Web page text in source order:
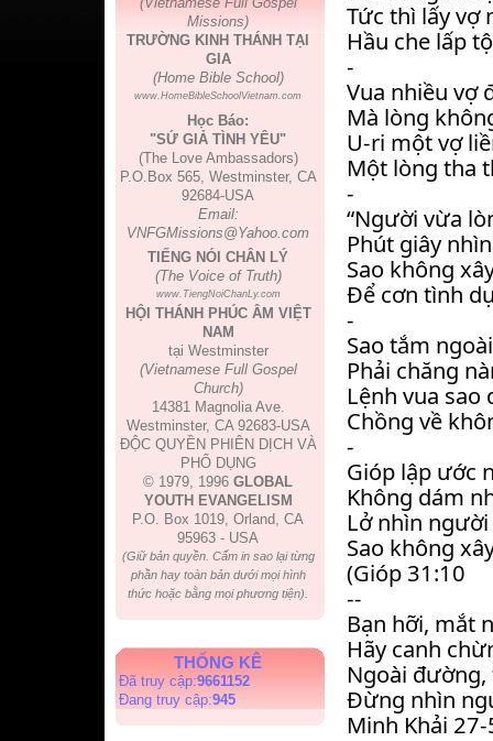
Missions)
TRƯỜNG KINH THÁNH TẠI
GIA
(Home Bible School)
www.HomeBibleSchoolVietnam.com
Học Báo:
"SỨ GIẢ TÌNH YÊU"
(The Love Ambassadors)
P.O.Box 565, Westminster, CA
92684-USA
Email:
VNFGMissions@Yahoo.com
TIẾNG NÓI CHÂN LÝ
(The Voice of Truth)
www.TiengNoiChanLy.com
HỘI THÁNH PHÚC ÂM VIỆT
NAM
tại Westminster
(Vietnamese Full Gospel
Church)
14381 Magnolia Ave.
Westminster, CA 92683-USA
ĐỘC QUYỀN PHIÊN DỊCH VÀ
PHỔ DỤNG
© 1979, 1996 GLOBAL
YOUTH EVANGELISM
P.O. Box 1019, Orland, CA
95963 - USA
(Giữ bản quyền. Cấm in sao lại từng
phần hay toàn bản dưới mọi hình
thức hoặc bằng mọi phương tiện).
THỐNG KÊ
Đã truy cập:9661152
Đang truy cập:945
Tức thì lấy vợ
Hầu che lấp
-
Vua nhiều vợ
Mà lòng
U-ri một vợ
Một lòng tha
-
“Người vừa
Phút giây
Sao không
Để cơn tình
-
Sao tắm
Phải chăng
Lệnh vua sao
Chồng về
-
Gióp lập ước
Không dám
Lở nhìn
Sao không
(Gióp 31:10
--
Bạn hỡi, mắt
Hãy canh
Ngoài
Đừng nhìn
Minh Khải